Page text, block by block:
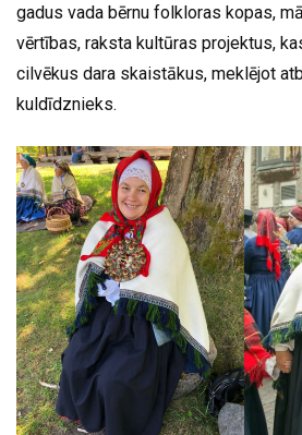
gadus vada bērnu folkloras kopas,
vērtības, raksta kultūras projektus,
cilvēkus dara skaistākus, meklējot
kuldīdznieks.